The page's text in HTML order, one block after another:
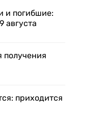
и погибшие:
августа
получения
приходится